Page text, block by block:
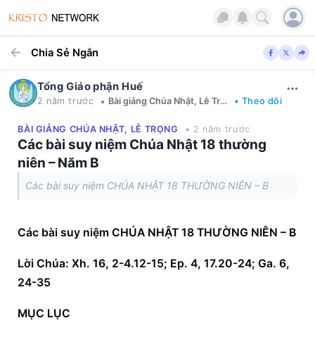
Chia Sẻ Ngắn
Tổng Giáo phận Huế
2 năm trước • Bài giảng Chúa Nhật, Lễ Trọng • Theo dõi
BÀI GIẢNG CHÚA NHẬT, LỄ TRỌNG • 2 năm trước
Các bài suy niệm Chúa Nhật 18 thường
niên – Năm B
Các bài suy niệm CHÚA NHẬT 18 THƯỜNG NIÊN – B
Các bài suy niệm CHÚA NHẬT 18 THƯỜNG NIÊN – B
Lời Chúa: Xh. 16, 2-4.12-15; Ep. 4, 17.20-24; Ga. 6,
24-35
MỤC LỤC